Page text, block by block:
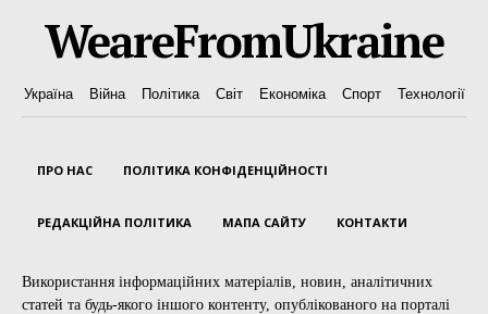
WeareFromUkraine
Україна Війна Політика Світ Економіка Спорт Технології
ПРО НАС ПОЛІТИКА КОНФІДЕНЦІЙНОСТІ
РЕДАКЦІЙНА ПОЛІТИКА МАПА САЙТУ КОНТАКТИ
Використання інформаційних матеріалів, новин, аналітичних
статей та будь-якого іншого контенту, опублікованого на порталі